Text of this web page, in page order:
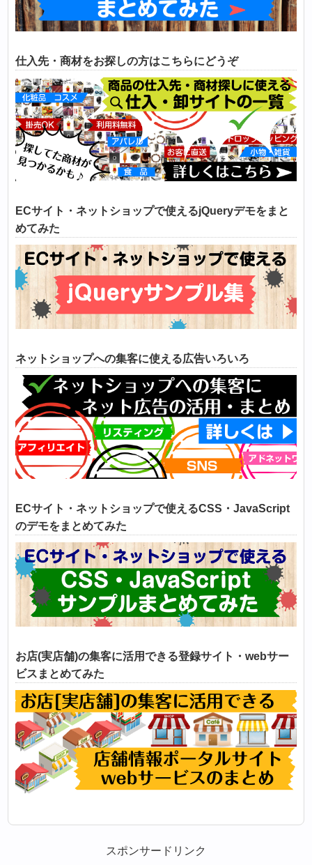
仕入先・商材をお探しの方はこちらにどうぞ
ECサイト・ネットショップで使えるjQueryデモをまと
めてみた
ネットショップへの集客に使える広告いろいろ
ECサイト・ネットショップで使えるCSS・JavaScript
のデモをまとめてみた
お店(実店舗)の集客に活用できる登録サイト・webサー
ビスまとめてみた
スポンサードリンク